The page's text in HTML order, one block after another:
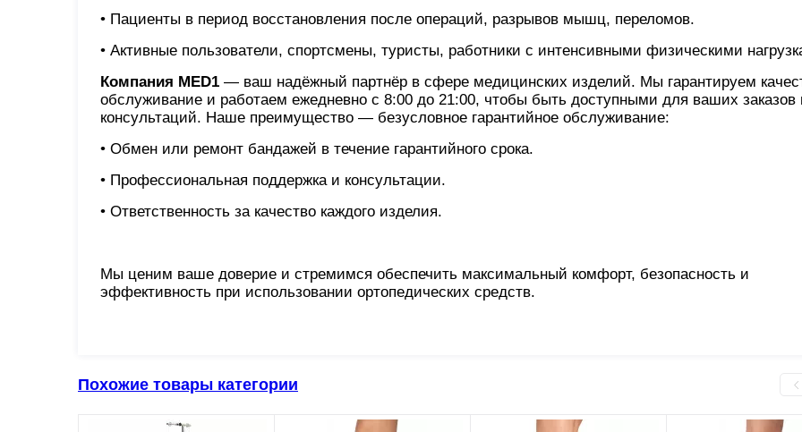
• Пациенты в период восстановления после операций, разрывов мышц, переломов.
• Активные пользователи, спортсмены, туристы, работники с интенсивными физическими
Компания MED1 — ваш надёжный партнёр в сфере медицинских изделий. Мы гарантируем
обслуживание и работаем ежедневно с 8:00 до 21:00, чтобы быть доступными для ваших заказов
консультаций. Наше преимущество — безусловное гарантийное обслуживание:
• Обмен или ремонт бандажей в течение гарантийного срока.
• Профессиональная поддержка и консультации.
• Ответственность за качество каждого изделия.
Мы ценим ваше доверие и стремимся обеспечить максимальный комфорт, безопасность и
эффективность при использовании ортопедических средств.
Похожие товары категории